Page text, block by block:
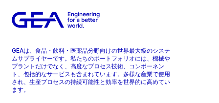
GEAは、食品・飲料・医薬品分野向けの世界最大級のシステ
ムサプライヤーです。私たちのポートフォリオには、機械や
プラントだけでなく、高度なプロセス技術、コンポーネン
ト、包括的なサービスも含まれています。多様な産業で使用
され、生産プロセスの持続可能性と効率を世界的に高めてい
ます。